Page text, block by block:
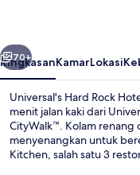
Berikutnya
70+
RingkasanKamarLokasi
Universal's Hard Rock
menit jalan kaki dari
CityWalk™. Kolam
menyenangkan untuk
Kitchen, salah satu 3